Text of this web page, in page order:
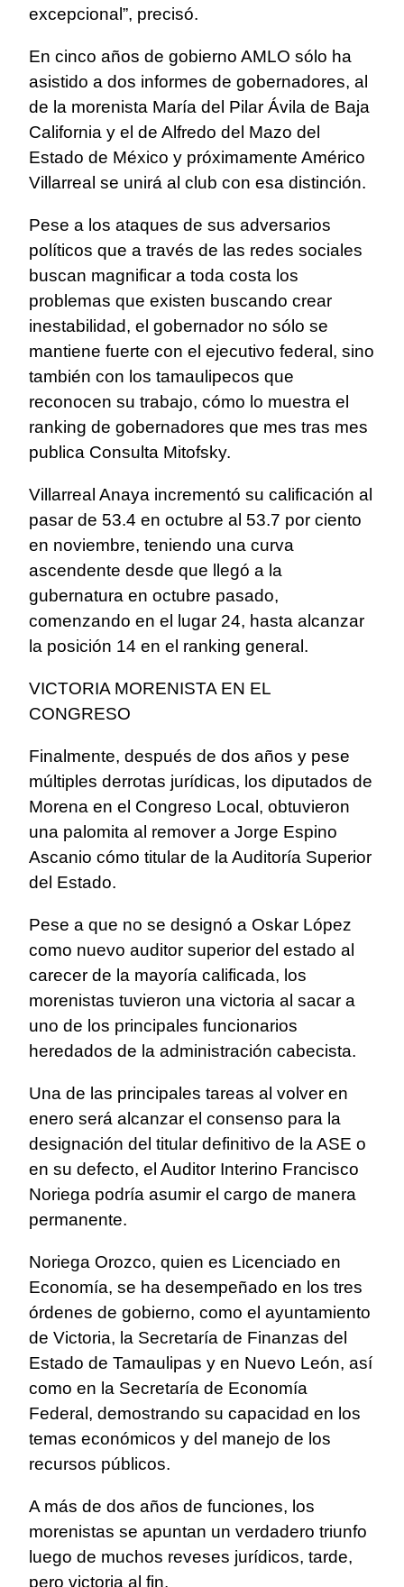
excepcional”, precisó.
En cinco años de gobierno AMLO sólo ha
asistido a dos informes de gobernadores, al
de la morenista María del Pilar Ávila de Baja
California y el de Alfredo del Mazo del
Estado de México y próximamente Américo
Villarreal se unirá al club con esa distinción.
Pese a los ataques de sus adversarios
políticos que a través de las redes sociales
buscan magnificar a toda costa los
problemas que existen buscando crear
inestabilidad, el gobernador no sólo se
mantiene fuerte con el ejecutivo federal, sino
también con los tamaulipecos que
reconocen su trabajo, cómo lo muestra el
ranking de gobernadores que mes tras mes
publica Consulta Mitofsky.
Villarreal Anaya incrementó su calificación al
pasar de 53.4 en octubre al 53.7 por ciento
en noviembre, teniendo una curva
ascendente desde que llegó a la
gubernatura en octubre pasado,
comenzando en el lugar 24, hasta alcanzar
la posición 14 en el ranking general.
VICTORIA MORENISTA EN EL
CONGRESO
Finalmente, después de dos años y pese
múltiples derrotas jurídicas, los diputados de
Morena en el Congreso Local, obtuvieron
una palomita al remover a Jorge Espino
Ascanio cómo titular de la Auditoría Superior
del Estado.
Pese a que no se designó a Oskar López
como nuevo auditor superior del estado al
carecer de la mayoría calificada, los
morenistas tuvieron una victoria al sacar a
uno de los principales funcionarios
heredados de la administración cabecista.
Una de las principales tareas al volver en
enero será alcanzar el consenso para la
designación del titular definitivo de la ASE o
en su defecto, el Auditor Interino Francisco
Noriega podría asumir el cargo de manera
permanente.
Noriega Orozco, quien es Licenciado en
Economía, se ha desempeñado en los tres
órdenes de gobierno, como el ayuntamiento
de Victoria, la Secretaría de Finanzas del
Estado de Tamaulipas y en Nuevo León, así
como en la Secretaría de Economía
Federal, demostrando su capacidad en los
temas económicos y del manejo de los
recursos públicos.
A más de dos años de funciones, los
morenistas se apuntan un verdadero triunfo
luego de muchos reveses jurídicos, tarde,
pero victoria al fin.